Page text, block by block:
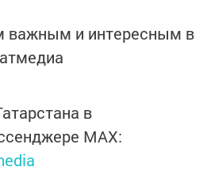
важным и интересным в
в
MАХ: